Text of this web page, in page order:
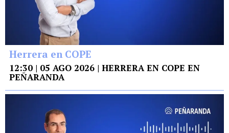
Herrera en COPE
12:30 | 05 AGO 2026 | HERRERA EN COPE EN
PEÑARANDA